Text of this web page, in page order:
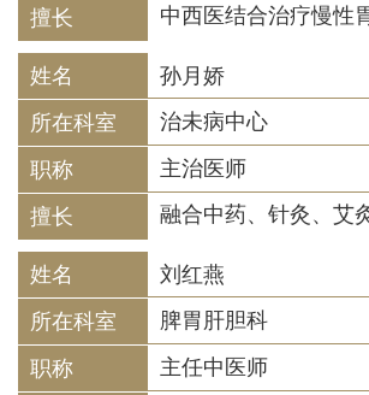
孙月娇
治未病中心
主治医师
刘红燕
脾胃肝胆科
主任中医师